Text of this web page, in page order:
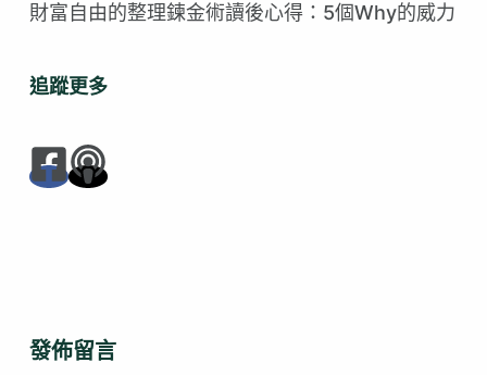
財富自由的整理鍊金術讀後心得：5個Why的威力
追蹤更多
發佈留言